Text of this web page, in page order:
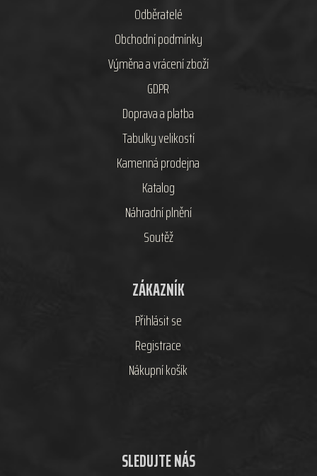
Odběratelé
Obchodní podmínky
Výměna a vrácení zboží
GDPR
Doprava a platba
Tabulky velikostí
Kamenná prodejna
Katalog
Náhradní plnění
Soutěž
ZÁKAZNÍK
Přihlásit se
Registrace
Nákupní košík
SLEDUJTE NÁS